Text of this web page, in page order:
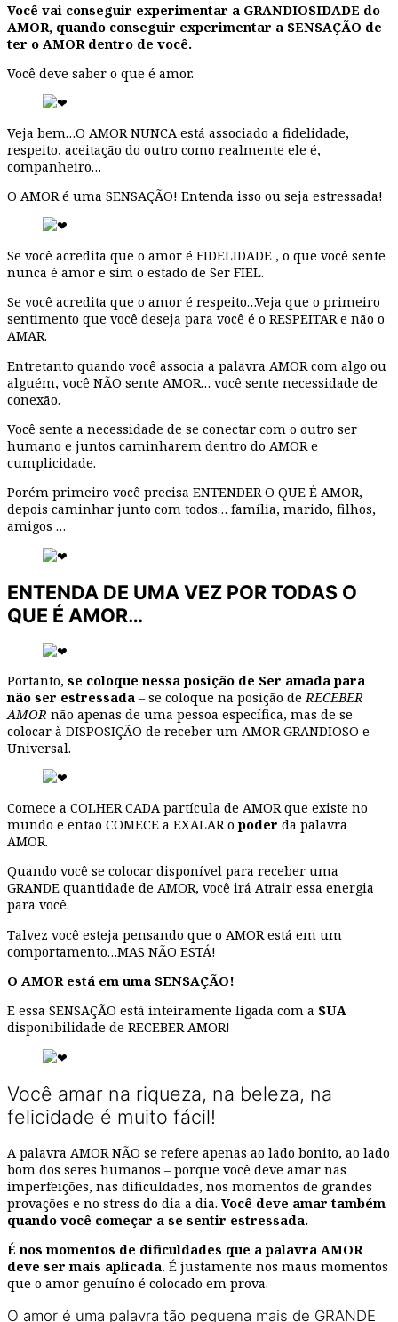
Você vai conseguir experimentar a GRANDIOSIDADE do
AMOR, quando conseguir experimentar a SENSAÇÃO de
ter o AMOR dentro de você.
Você deve saber o que é amor.
Veja bem…O AMOR NUNCA está associado a fidelidade,
respeito, aceitação do outro como realmente ele é,
companheiro…
O AMOR é uma SENSAÇÃO! Entenda isso ou seja estressada!
Se você acredita que o amor é FIDELIDADE , o que você sente
nunca é amor e sim o estado de Ser FIEL.
Se você acredita que o amor é respeito…Veja que o primeiro
sentimento que você deseja para você é o RESPEITAR e não o
AMAR.
Entretanto quando você associa a palavra AMOR com algo ou
alguém, você NÃO sente AMOR… você sente necessidade de
conexão.
Você sente a necessidade de se conectar com o outro ser
humano e juntos caminharem dentro do AMOR e
cumplicidade.
Porém primeiro você precisa ENTENDER O QUE É AMOR,
depois caminhar junto com todos… família, marido, filhos,
amigos …
ENTENDA DE UMA VEZ POR TODAS O
QUE É AMOR…
Portanto, se coloque nessa posição de Ser amada para
não ser estressada – se coloque na posição deRECEBER
AMOR não apenas de uma pessoa específica, mas de se
colocar à DISPOSIÇÃO de receber um AMOR GRANDIOSO e
Universal.
Comece a COLHER CADA partícula de AMOR que existe no
mundo e então COMECE a EXALAR o poder da palavra
AMOR.
Quando você se colocar disponível para receber uma
GRANDE quantidade de AMOR, você irá Atrair essa energia
para você.
Talvez você esteja pensando que o AMOR está em um
comportamento…MAS NÃO ESTÁ!
O AMOR está em uma SENSAÇÃO!
E essa SENSAÇÃO está inteiramente ligada com a SUA
disponibilidade de RECEBER AMOR!
Você amar na riqueza, na beleza, na
felicidade é muito fácil!
A palavra AMOR NÃO se refere apenas ao lado bonito, ao lado
bom dos seres humanos – porque você deve amar nas
imperfeições, nas dificuldades, nos momentos de grandes
provações e no stress do dia a dia. Você deve amar também
quando você começar a se sentir estressada.
É nos momentos de dificuldades que a palavra AMOR
deve ser mais aplicada. É justamente nos maus momentos
que o amor genuíno é colocado em prova.
O amor é uma palavra tão pequena mais de GRANDE